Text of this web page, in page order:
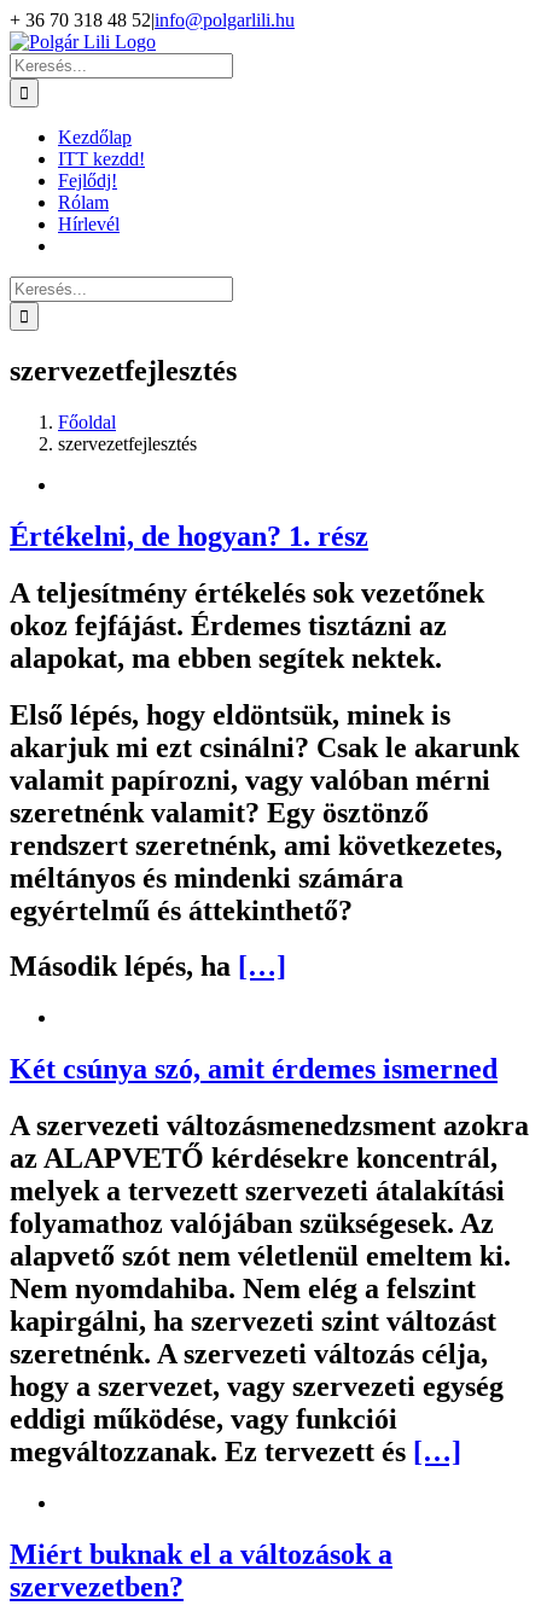
Kihagyás
+ 36 70 318 48 52|info@polgarlili.hu
Keresés...
Kezdőlap
ITT kezdd!
Fejlődj!
Rólam
Hírlevél
Keresés...
szervezetfejlesztés
Főoldal
szervezetfejlesztés
Értékelni, de hogyan? 1. rész
A teljesítmény értékelés sok vezetőnek
okoz fejfájást. Érdemes tisztázni az
alapokat, ma ebben segítek nektek.
Első lépés, hogy eldöntsük, minek is
akarjuk mi ezt csinálni? Csak le akarunk
valamit papírozni, vagy valóban mérni
szeretnénk valamit? Egy ösztönző
rendszert szeretnénk, ami következetes,
méltányos és mindenki számára
egyértelmű és áttekinthető?
Második lépés, ha […]
Két csúnya szó, amit érdemes ismerned
A szervezeti változásmenedzsment azokra
az ALAPVETŐ kérdésekre koncentrál,
melyek a tervezett szervezeti átalakítási
folyamathoz valójában szükségesek. Az
alapvető szót nem véletlenül emeltem ki.
Nem nyomdahiba. Nem elég a felszint
kapirgálni, ha szervezeti szint változást
szeretnénk. A szervezeti változás célja,
hogy a szervezet, vagy szervezeti egység
eddigi működése, vagy funkciói
megváltozzanak. Ez tervezett és […]
Miért buknak el a változások a
szervezetben?